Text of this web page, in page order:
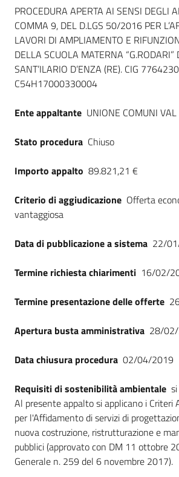
Dati del bando
PROCEDURA APERTA AI SENSI DEGLI
COMMA 9, DEL D.LGS 50/2016 PER
LAVORI DI AMPLIAMENTO E
DELLA SCUOLA MATERNA “G.RODARI”
SANT’ILARIO D’ENZA (RE). CIG
C54H17000330004
Ente appaltante UNIONE COMUNI
Stato procedura Chiuso
Importo appalto 89.821,21 €
Criterio di aggiudicazione Offerta
vantaggiosa
Data di pubblicazione a sistema 22/
Termine richiesta chiarimenti 16/02/
Termine presentazione delle offerte
Apertura busta amministrativa 28/
Data chiusura procedura 02/04/2019
Requisiti di sostenibilità ambientale si
Al presente appalto si applicano i Criteri
per l'Affidamento di servizi di
nuova costruzione, ristrutturazione e
pubblici (approvato con DM 11 ottobre
Generale n. 259 del 6 novembre 2017).